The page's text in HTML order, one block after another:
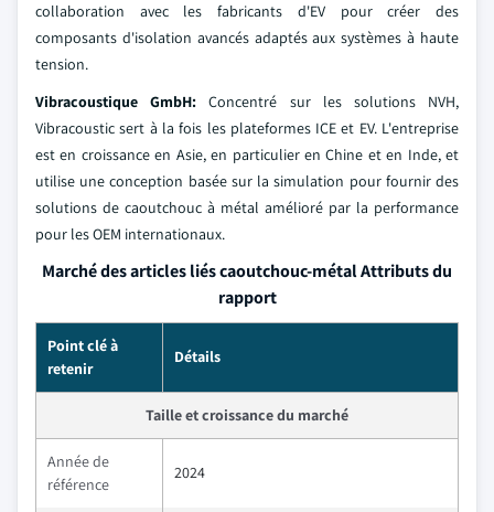
collaboration avec les fabricants d'EV pour créer des
composants d'isolation avancés adaptés aux systèmes à haute
tension.
Vibracoustique GmbH: Concentré sur les solutions NVH,
Vibracoustic sert à la fois les plateformes ICE et EV. L'entreprise
est en croissance en Asie, en particulier en Chine et en Inde, et
utilise une conception basée sur la simulation pour fournir des
solutions de caoutchouc à métal amélioré par la performance
pour les OEM internationaux.
Marché des articles liés caoutchouc-métal Attributs du
rapport
Point clé à
retenir
Détails
Taille et croissance du marché
Année de
référence
2024